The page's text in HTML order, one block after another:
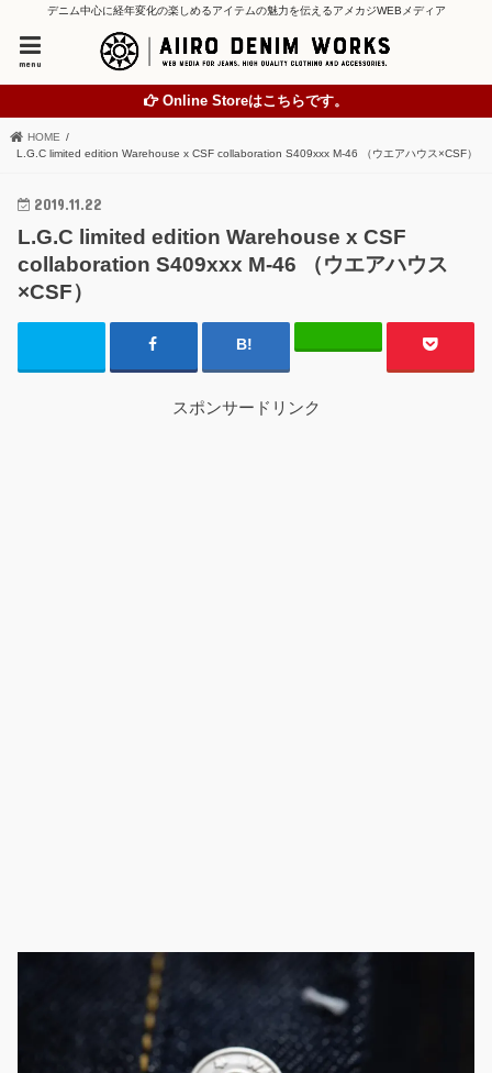
デニム中心に経年変化の楽しめるアイテムの魅力を伝えるアメカジWEBメディア
menu
Online Storeはこちらです。
HOME
L.G.C limited edition Warehouse x CSF collaboration S409xxx M-46 （ウエアハウス×CSF）
2019.11.22
L.G.C limited edition Warehouse x CSF
collaboration S409xxx M-46 （ウエアハウス
×CSF）
スポンサードリンク